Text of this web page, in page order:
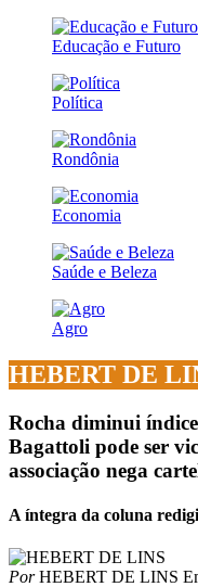
Educação e Futuro
Política
Rondônia
Economia
Saúde e Beleza
Agro
HEBERT DE
Rocha diminui
Bagattoli pode ser
associação nega
A íntegra da coluna
PorHEBERT DE LINS